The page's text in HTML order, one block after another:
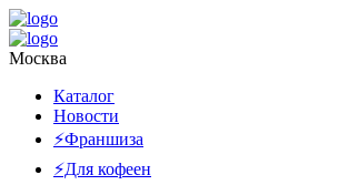
Москва
Каталог
Новости
⚡️Франшиза
⚡️Для кофеен